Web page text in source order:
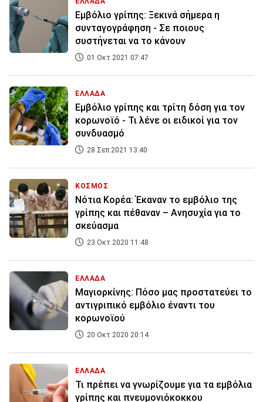
Εμβόλιο γρίπης: Ξεκινά σήμερα η
συνταγογράφηση - Σε ποιους
συστήνεται να το κάνουν
01 Οκτ 2021 07:47
ΕΛΛΑΔΑ
Εμβόλιο γρίπης και τρίτη δόση για τον
κορωνοϊό - Τι λένε οι ειδικοί για τον
συνδυασμό
28 Σεπ 2021 13:40
ΚΟΣΜΟΣ
Νότια Κορέα: Έκαναν το εμβόλιο της
γρίπης και πέθαναν – Ανησυχία για το
σκεύασμα
23 Οκτ 2020 11:48
ΕΛΛΑΔΑ
Μαγιορκίνης: Πόσο μας προστατεύει το
αντιγριπικό εμβόλιο έναντι του
κορωνοϊού
20 Οκτ 2020 20:14
ΕΛΛΑΔΑ
Τι πρέπει να γνωρίζουμε για τα εμβόλια
γρίπης και πνευμονιόκοκκου